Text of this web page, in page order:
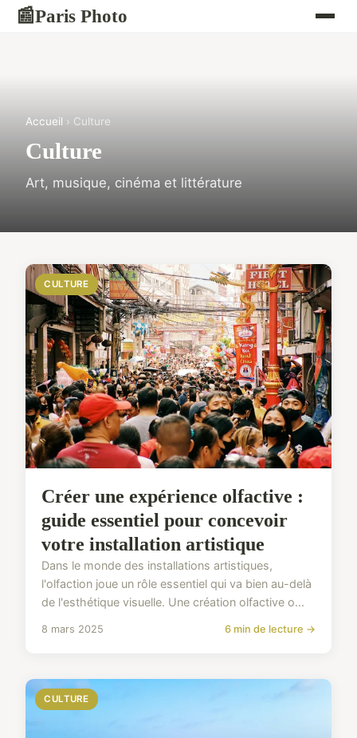
📰Paris Photo
Accueil › Culture
Culture
Art, musique, cinéma et littérature
CULTURE
Créer une expérience olfactive :
guide essentiel pour concevoir
votre installation artistique
Dans le monde des installations artistiques,
l'olfaction joue un rôle essentiel qui va bien au-delà
de l'esthétique visuelle. Une création olfactive o...
8 mars 2025 6 min de lecture →
CULTURE